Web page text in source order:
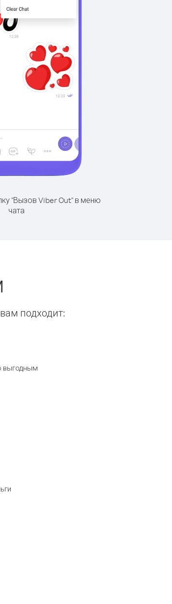
"Вызов Viber Out" в меню
чата
подходит:
выгодным